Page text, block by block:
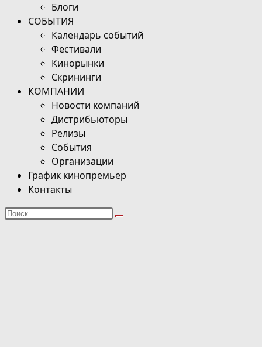
Блоги
СОБЫТИЯ
Календарь событий
Фестивали
Кинорынки
Скрининги
КОМПАНИИ
Новости компаний
Дистрибьюторы
Релизы
События
Организации
График кинопремьер
Контакты
Поиск